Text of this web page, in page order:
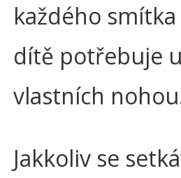
každého
dítě potřebuje
vlastních
Jakkoliv se